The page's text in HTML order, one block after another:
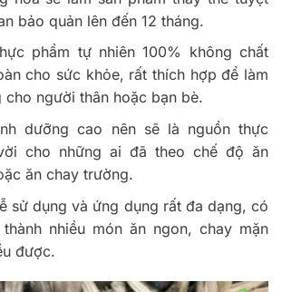
bảo quản lên đến 12 tháng.
phẩm tự nhiên 100% không chất
cho sức khỏe, rất thích hợp để làm
cho người thân hoặc bạn bè.
dưỡng cao nên sẽ là nguồn thực
cho những ai đã theo chế độ ăn
ăn chay trường.
sử dụng và ứng dụng rất đa dạng, có
nhiều món ăn ngon, chay mặn
được.